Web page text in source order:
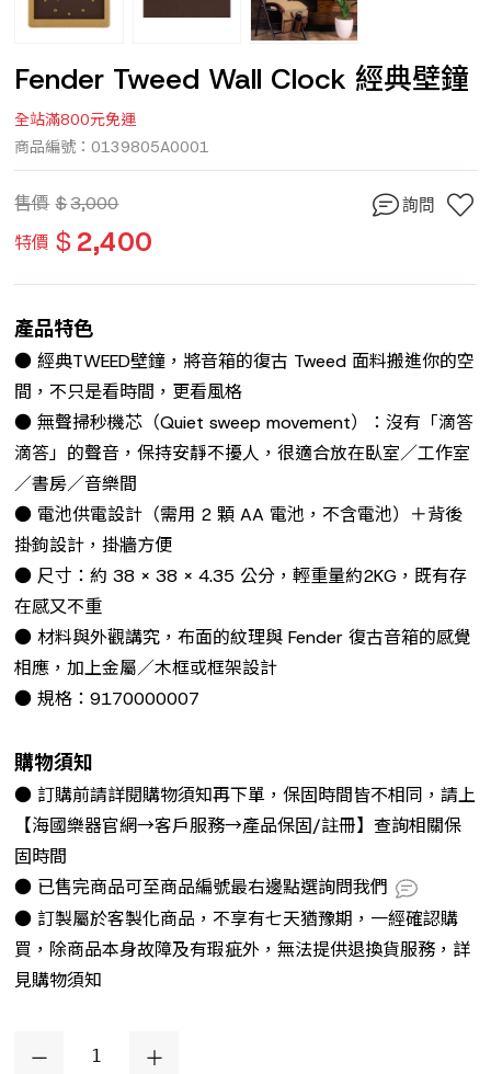
Fender Tweed Wall Clock 經典壁鐘
全站滿800元免運
商品編號：0139805A0001
售價 $3,000
特價 $2,400
詢問
產品特色
● 經典TWEED壁鐘，將音箱的復古 Tweed 面料搬進你的空
間，不只是看時間，更看風格
● 無聲掃秒機芯（Quiet sweep movement）：沒有「滴答
滴答」的聲音，保持安靜不擾人，很適合放在臥室／工作室
／書房／音樂間
● 電池供電設計（需用 2 顆 AA 電池，不含電池）＋背後
掛鉤設計，掛牆方便
● 尺寸：約 38 × 38 × 4.35 公分，輕重量約2KG，既有存
在感又不重
● 材料與外觀講究，布面的紋理與 Fender 復古音箱的感覺
相應，加上金屬／木框或框架設計
● 規格：9170000007
購物須知
● 訂購前請詳閱購物須知再下單，保固時間皆不相同，請上
【海國樂器官網→客戶服務→產品保固/註冊】查詢相關保
固時間
● 已售完商品可至商品編號最右邊點選詢問我們
● 訂製屬於客製化商品，不享有七天猶豫期，一經確認購
買，除商品本身故障及有瑕疵外，無法提供退換貨服務，詳
見購物須知